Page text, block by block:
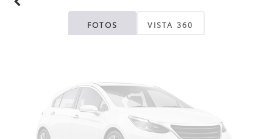
FOTOS VISTA 360
Por favor, revise luego